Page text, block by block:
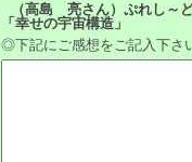
（高島 亮さん）ぷれし～
「幸せの宇宙構造」
◎下記にご感想をご記入下さ